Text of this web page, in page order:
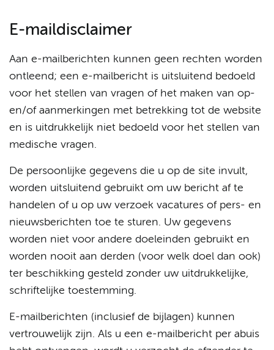
E-maildisclaimer
Aan e-mailberichten kunnen geen rechten worden
ontleend; een e-mailbericht is uitsluitend bedoeld
voor het stellen van vragen of het maken van op-
en/of aanmerkingen met betrekking tot de website
en is uitdrukkelijk niet bedoeld voor het stellen van
medische vragen.
De persoonlijke gegevens die u op de site invult,
worden uitsluitend gebruikt om uw bericht af te
handelen of u op uw verzoek vacatures of pers- en
nieuwsberichten toe te sturen. Uw gegevens
worden niet voor andere doeleinden gebruikt en
worden nooit aan derden (voor welk doel dan ook)
ter beschikking gesteld zonder uw uitdrukkelijke,
schriftelijke toestemming.
E-mailberichten (inclusief de bijlagen) kunnen
vertrouwelijk zijn. Als u een e-mailbericht per abuis